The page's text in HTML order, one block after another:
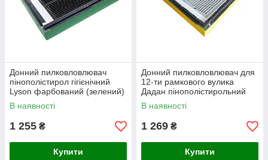
Донний пилковловлювач
пінополістирол гігієнічний
Lyson фарбований (зелений)
В наявності
1 255 ₴
Купити
Донний пилковловлювач для
12-ти рамкового вулика
Дадан пінополістирольний
фарбований
В наявності
1 269 ₴
Купити